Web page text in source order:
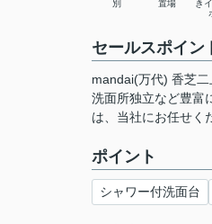
別
置場
き
セールスポイン
mandai(万代) 香芝
洗面所独立など豊富
は、当社にお任せく
ポイント
シャワー付洗面台